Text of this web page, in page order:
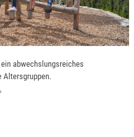
abwechslungsreiches
Altersgruppen.